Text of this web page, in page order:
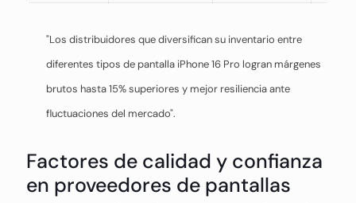
"Los distribuidores que diversifican su inventario entre
diferentes tipos de pantalla iPhone 16 Pro logran márgenes
brutos hasta 15% superiores y mejor resiliencia ante
fluctuaciones del mercado".
Factores de calidad y confianza
en proveedores de pantallas